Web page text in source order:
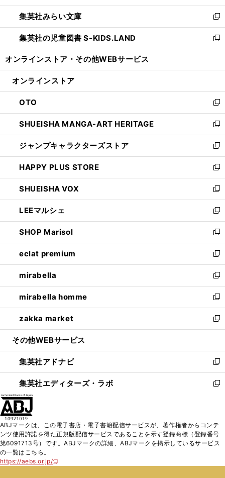
開
く
ウ
で
開
く
ン
ド
ウ
で
ウ
ィ
ン
ド
開
集英社みらい文庫
新
し
い
ン
ウ
で
開
く
集英社の児童図書 S-KIDS.LAND
新
ウ
ン
ド
ウ
で
開
く
オンラインストア・ その他WEBサービス
オンラインストア
OTO
新
し
い
ウ
ィ
ン
ド
ウ
で
開
く
SHUEISHA MANGA-ART HERITAGE
新
し
い
ウ
ィ
ン
ド
ウ
で
開
く
ジャンプキャラクターズストア
新
し
い
ウ
ィ
ン
ド
ウ
で
開
く
HAPPY PLUS STORE
新
し
い
ウ
ィ
ン
ド
ウ
で
開
く
SHUEISHA VOX
新
し
い
ウ
ィ
ン
ド
ウ
で
開
く
LEEマルシェ
新
し
い
ウ
ィ
ン
ド
ウ
で
開
く
SHOP Marisol
新
し
い
ウ
ィ
ン
ド
ウ
で
開
eclat premium
新
し
い
ウ
ィ
ン
ド
ウ
開
く
mirabella
新
し
い
ウ
ィ
ン
ウ
で
開
く
mirabella homme
新
し
い
ウ
ン
ド
ウ
で
zakka market
新
し
ウ
ィ
ン
ド
く
その他WEBサービス
集英社アドナビ
新
し
い
ド
ウ
で
集英社エディターズ・ラボ
新
ィ
ン
ド
ABJマークは、この電子書店・電子書籍配信サービスが、著作権者からコンテ
ンツ使用許諾を得た正規版配信サービスであることを示す登録商標（登録番号
第6091713号）です。ABJマークの詳細、ABJマークを掲示しているサービス
の一覧はこちら。
https://aebs.or.jp/
新